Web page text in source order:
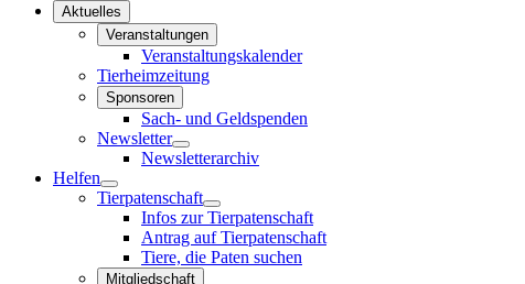
Aktuelles
Veranstaltungen
Veranstaltungskalender
Tierheimzeitung
Sponsoren
Sach- und Geldspenden
Newsletter
Newsletterarchiv
Helfen
Tierpatenschaft
Infos zur Tierpatenschaft
Antrag auf Tierpatenschaft
Tiere, die Paten suchen
Mitgliedschaft